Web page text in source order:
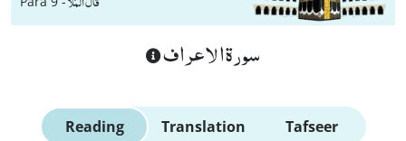
سورة الاعراف
Reading Translation Tafseer